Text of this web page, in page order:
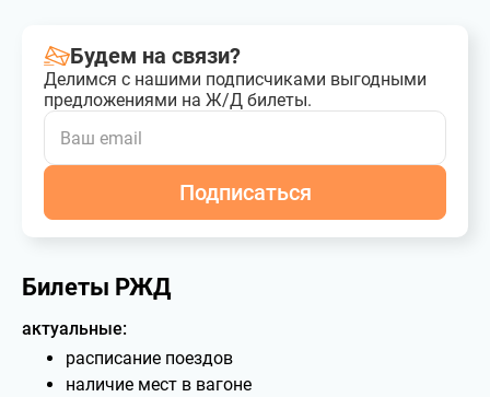
Будем на связи?
Делимся с нашими подписчиками выгодными
предложениями на Ж/Д билеты.
Подписаться
Билеты РЖД
актуальные:
расписание поездов
наличие мест в вагоне